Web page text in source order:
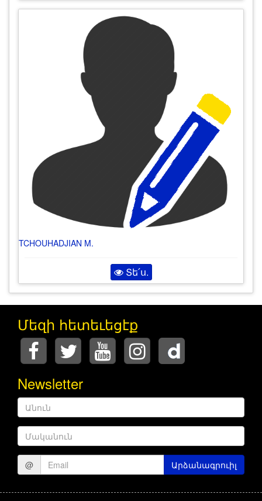
TCHOUHADJIAN M.
Տե՛ս.
Մեզի հետեւեցէք
Newsletter
Անուն
Մականուն
@ Արձանագրուիլ